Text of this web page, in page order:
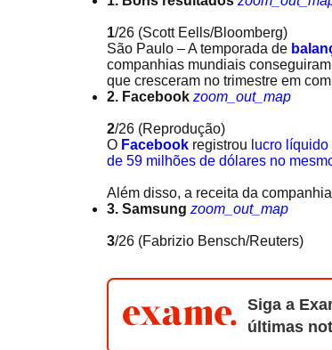
1/26 (Scott Eells/Bloomberg)
São Paulo – A temporada de
companhias mundiais
que cresceram no trimestre em
2. Facebook zoom_out_map
2/26 (Reprodução)
O Facebook registrou lucro
de 59 milhões de dólares no
Além disso, a receita da
3. Samsung zoom_out_map
3/26 (Fabrizio Bensch/Reuters)
Siga a
últimas